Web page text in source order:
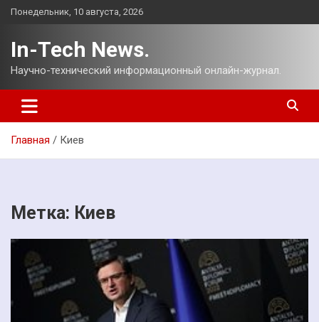
Перейти
Понедельник, 10 августа, 2026
In-Tech News.
Научно-технический информационный онлайн-журнал.
Главная Киев
Метка: Киев